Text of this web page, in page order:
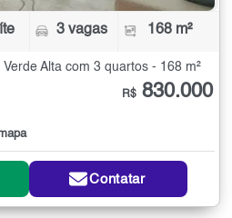
3 vagas 168 m²
Alta com 3 quartos - 168 m²
R$ 830.000
Contatar